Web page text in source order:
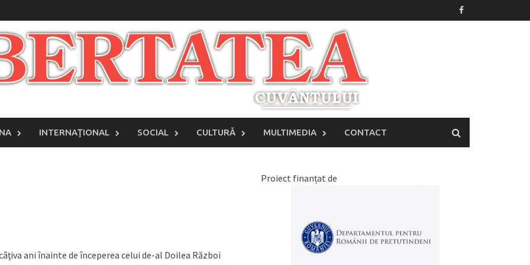
INTERNAŢIONAL SOCIAL CULTURĂ MULTIMEDIA CONTACT
ani înainte de în­ce­perea celui de-al Doilea Război
Proiect finanțat de